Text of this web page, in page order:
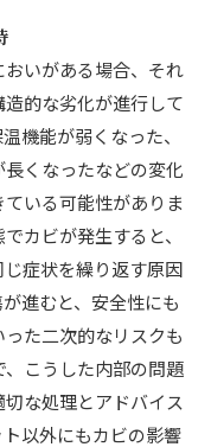
いがある場合、それ
的な劣化が進行して
機能が弱くなった、
くなったなどの変化
いる可能性がありま
カビが発生すると、
症状を繰り返す原因
進むと、安全性にも
た二次的なリスクも
こうした内部の問題
な処理とアドバイス
以外にもカビの影響